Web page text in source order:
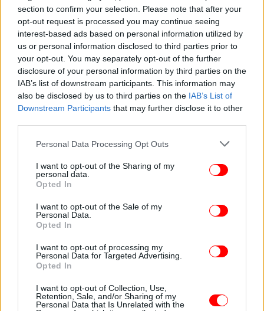
section to confirm your selection. Please note that after your
opt-out request is processed you may continue seeing
interest-based ads based on personal information utilized by
us or personal information disclosed to third parties prior to
your opt-out. You may separately opt-out of the further
disclosure of your personal information by third parties on the
IAB’s list of downstream participants. This information may
also be disclosed by us to third parties on the IAB’s List of
Downstream Participants that may further disclose it to other
Please note that this website/app uses one or more Google
not limited to your visit or usage behaviour. You may click to
grant or deny consent to Google and its third-party tags to
use your data for below specified purposes in below Google
consent section.
Personal Data Processing Opt Outs
I want to opt-out of the Sharing of my
personal data.
Opted In
I want to opt-out of the Sale of my
Personal Data.
Opted In
I want to opt-out of processing my
Personal Data for Targeted Advertising.
Opted In
I want to opt-out of Collection, Use,
Retention, Sale, and/or Sharing of my
Personal Data that Is Unrelated with the
MEDIA 30/03/2019 08:00
Τα πρωτοσέλιδα των εφημερίδων του Σαββάτου
30 Μαρτίου με μία ματιά
Παιχνίδια με πρόωρες εκλογές- Oλοι λένε Μάιο,
η κυβέρνηση Οκτώβριο